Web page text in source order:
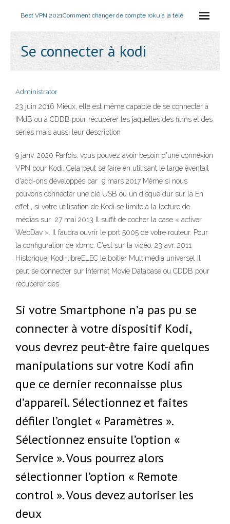
Best VPN 2021Comment changer de compte roku à la télé
Se connecter à kodi
Administrator
23 juin 2016 Mieux, elle est même capable de se connecter à
IMdB ou à CDDB pour récupérer les jaquettes des films et des
séries mais aussi leur description
9 janv. 2020 Parfois, vous pouvez avoir besoin d'une connexion
VPN pour Kodi. Cela peut se faire en utilisant le large éventail
d'add-ons développés par 9 mars 2017 Même si nous
pouvons connecter une clé USB ou un disque dur sur la En
effet , si votre utilisation de Kodi se limite à la lecture de
médias sur 27 mai 2013 Il suffit de cocher la case « activer
WebDav ». Il faudra ouvrir le port 5005 de votre routeur. Pour
la configuration de xbmc. C'est sur la vidéo. 23 avr. 2011
Historique; Kodi+libreELEC le boitier Multimédia universel Il
peut se connecter sur Internet Movie Database ou CDDB pour
récupérer des
Si votre Smartphone n’a pas pu se
connecter à votre dispositif Kodi,
vous devrez peut-être faire quelques
manipulations sur votre Kodi afin
que ce dernier reconnaisse plus
d’appareil. Sélectionnez et faites
défiler l’onglet « Paramètres ».
Sélectionnez ensuite l’option «
Service ». Vous pourrez alors
sélectionner l’option « Remote
control ». Vous devez autoriser les
deux